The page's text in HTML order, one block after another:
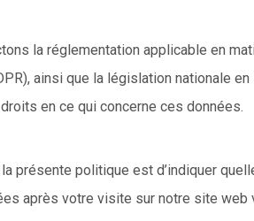
la réglementation applicable en
ainsi que la législation nationale
en ce qui concerne ces données.
la présente politique est d’indiquer
après votre visite sur notre site web